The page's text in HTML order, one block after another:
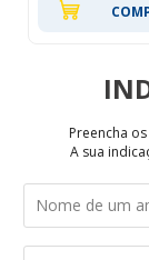
Preencha
A sua